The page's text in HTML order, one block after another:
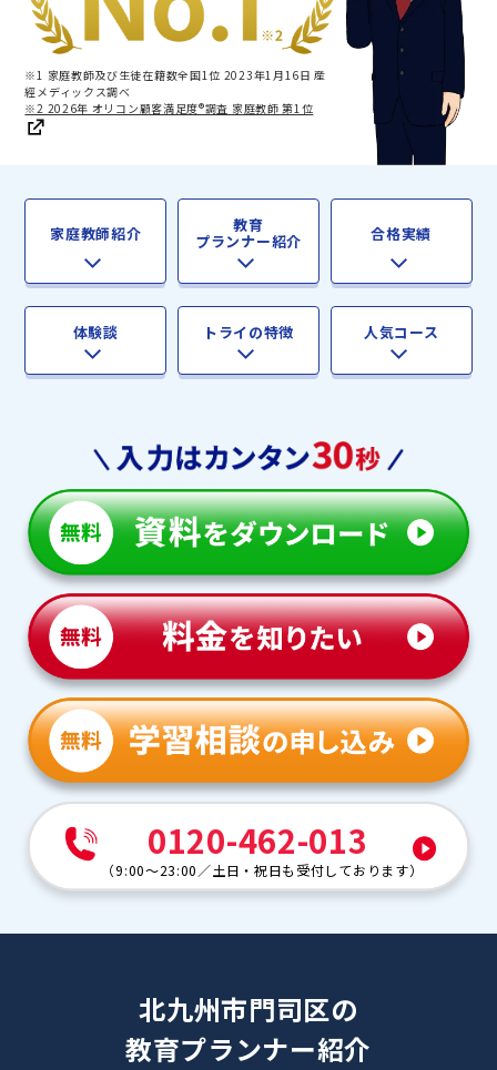
※1 家庭教師及び生徒在籍数全国1位 2023年1月16日 産
經メディックス調べ
※2 2026年 オリコン顧客満足度®調査 家庭教師 第1位
家庭教師紹介 教育
プランナー紹介 合格実績
体験談 トライの特徴 人気コース
0120-462-013
（9:00～23:00 ／土日・祝日も受付しております）
北九州市門司区の
教育プランナー紹介